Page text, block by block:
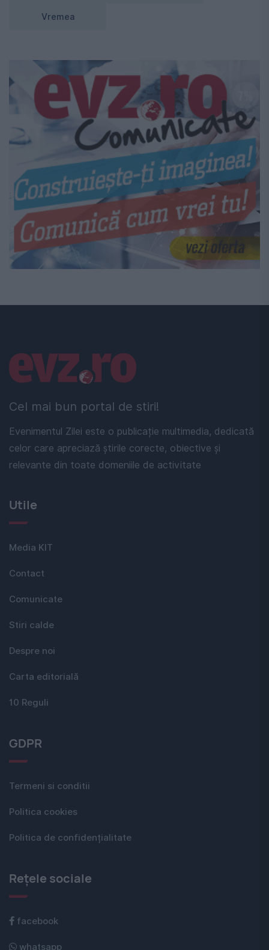
Vremea
Cel mai bun portal de stiri!
Evenimentul Zilei este o publicație multimedia, dedicată
celor care apreciază știrile corecte, obiective și
relevante din toate domeniile de activitate
Linkuri utile
Utile
Media KIT
Contact
Comunicate
Stiri calde
Despre noi
Carta editorială
10 Reguli
GDPR
Termeni si conditii
Politica cookies
Politica de confidențialitate
Rețele sociale
facebook
whatsapp